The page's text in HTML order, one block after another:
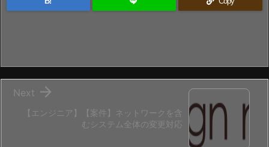
【エンジニア】【案件】ネットワークを含
むシステム全体の変更対応

Next